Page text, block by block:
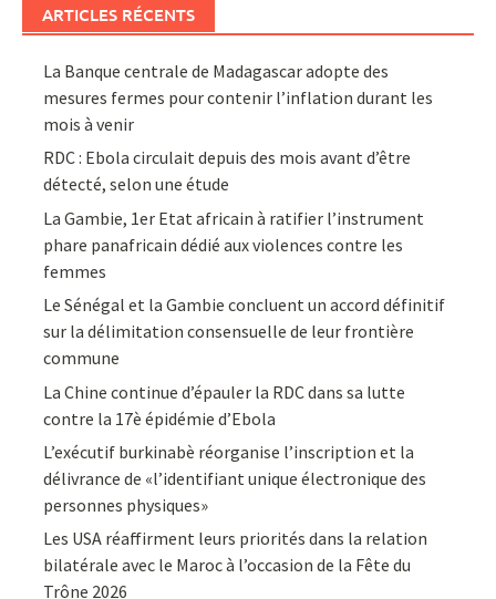
ARTICLES RÉCENTS
La Banque centrale de Madagascar adopte des
mesures fermes pour contenir l’inflation durant les
mois à venir
RDC : Ebola circulait depuis des mois avant d’être
détecté, selon une étude
La Gambie, 1er Etat africain à ratifier l’instrument
phare panafricain dédié aux violences contre les
femmes
Le Sénégal et la Gambie concluent un accord définitif
sur la délimitation consensuelle de leur frontière
commune
La Chine continue d’épauler la RDC dans sa lutte
contre la 17è épidémie d’Ebola
L’exécutif burkinabè réorganise l’inscription et la
délivrance de «l’identifiant unique électronique des
personnes physiques»
Les USA réaffirment leurs priorités dans la relation
bilatérale avec le Maroc à l’occasion de la Fête du
Trône 2026